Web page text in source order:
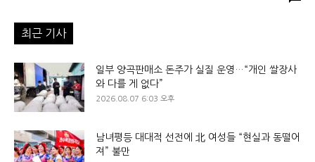
최근 기사
일부 양곡판매소 돈주가 실질 운영…“개인 쌀장사
와 다를 게 없다”
2026.08.07 6:03 오후
남녀평등 대대적 선전에 北 여성들 “현실과 동떨어
져” 불만